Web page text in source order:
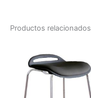
Productos relacionados